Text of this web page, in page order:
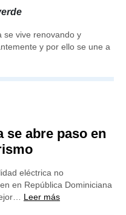
se vive renovando y
y por ello se une a
se abre paso en
eléctrica no
en República Dominiciana
Leer más